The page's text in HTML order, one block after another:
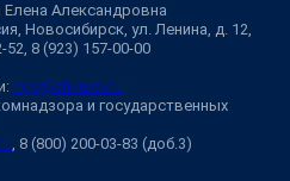
Александровна
Новосибирск, ул. Ленина, д. 12,
8 (923) 157-00-00
ngs@shkulev.ru
и государственных
, 8 (800) 200-03-83 (доб.3)